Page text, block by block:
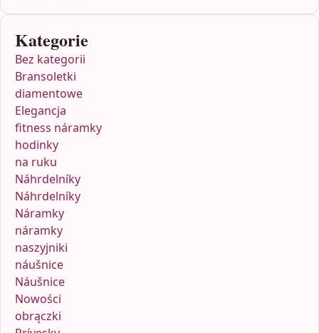
Kategorie
Bez kategorii
Bransoletki
diamentowe
Elegancja
fitness náramky
hodinky
na ruku
Náhrdelníky
Náhrdelníky
Náramky
náramky
naszyjniki
náušnice
Náušnice
Nowości
obrączki